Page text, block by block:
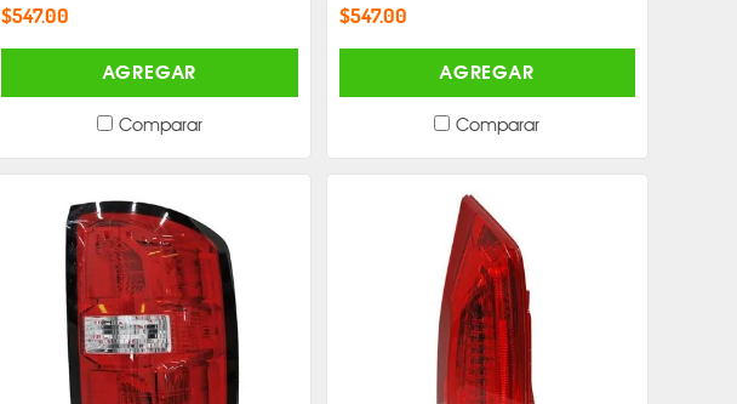
$547.00
AGREGAR
Comparar
$547.00
AGREGAR
Comparar